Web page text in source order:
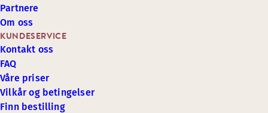
KUNDESERVICE
Kontakt oss
FAQ
Våre priser
Vilkår og betingelser
Finn bestilling
Partnere
Om oss